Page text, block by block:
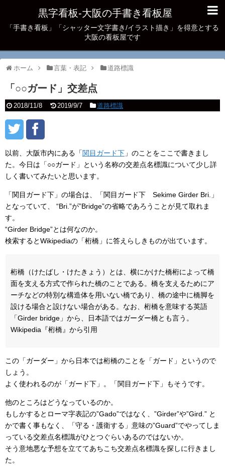
黒字看板‐大阪の手書き看板屋
「手書き看板」「シャッター文字書き/イラスト描き」を得意とする
大阪の看板屋です
ホーム 言葉・表記 道路標識
「○○ガード」交差点
2018/11/8 2019/9/7 道路標識
以前、大阪市内にある「関目ガード下 」のことをここで書きまし
た。今日は「○○ガード」という名称の交差点名標識について少し詳
しく書いてみたいと思います。
「関目ガード下」の場合は、「関目ガード下 Sekime Girder Bri.」
となっていて、 “Bri.”が”Bridge”の省略であろうことが見て取れま
す。
“Girder Bridge”とは何なのか。
検索するとWikipediaの「桁橋」に答えらしきものが出ています。
桁橋（けたばし・けたきょう）とは、横にかけた橋桁によって橋
面を支える方式で作られた橋のことである。橋を支えるためにア
ーチなどの特別な構造体を用いない橋であり、橋の途中に橋脚を
設ける場合と設けない場合がある。なお、桁橋を意味する英語
「Girder bridge」から、日本語ではガーダー橋とも言う。
Wikipedia『桁橋』から引用
この「ガーダー」から日本では桁橋のことを「ガード」というので
しょう。
よく使われるのが「ガード下」。「関目ガード下」もそうです。
他のところはどうなっているのか。
もしかするとローマ字表記の”Gado”ではなく、”Girder”や”Gird.” と
かで書く事もなく、「守る・護衛する」意味の”Guard”でやってしま
っている交差点名標識がひとつぐらいあるのではないか。
そう意地悪な予想を立ててあちこち交差点名標識を探しに行きまし
た。